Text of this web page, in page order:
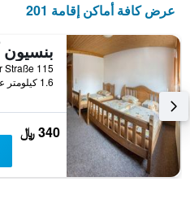
عرض كافة أماكن إقامة 201
1.6 كيلومتر عن وسط المدينة
340 ﷼